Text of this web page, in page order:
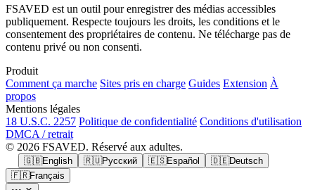
FSAVED est un outil pour enregistrer des médias accessibles
publiquement. Respecte toujours les droits, les conditions et le
consentement des propriétaires de contenu. Ne télécharge pas de
contenu privé ou non consenti.
Produit
Comment ça marche Sites pris en charge Guides Extension À
propos
Mentions légales
18 U.S.C. 2257 Politique de confidentialité Conditions d'utilisation
DMCA / retrait
© 2026 FSAVED. Réservé aux adultes.
🇬🇧English 🇷🇺Русский 🇪🇸Español 🇩🇪Deutsch
🇫🇷Français